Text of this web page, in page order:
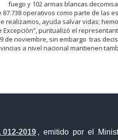
2019 , emitido por el
fuego y 102 armas blancas
operativos como parte de las
realizamos, ayuda salvar vidas;
puntualizó el
de noviembre, sin embargo tras
a nivel nacional mantienen